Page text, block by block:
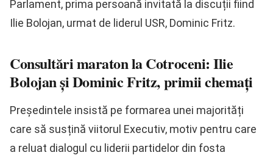
Parlament, prima persoană invitată la discuții fiind
Ilie Bolojan, urmat de liderul USR, Dominic Fritz.
Consultări maraton la Cotroceni: Ilie
Bolojan și Dominic Fritz, primii chemați
Președintele insistă pe formarea unei majorități
care să susțină viitorul Executiv, motiv pentru care
a reluat dialogul cu liderii partidelor din fosta